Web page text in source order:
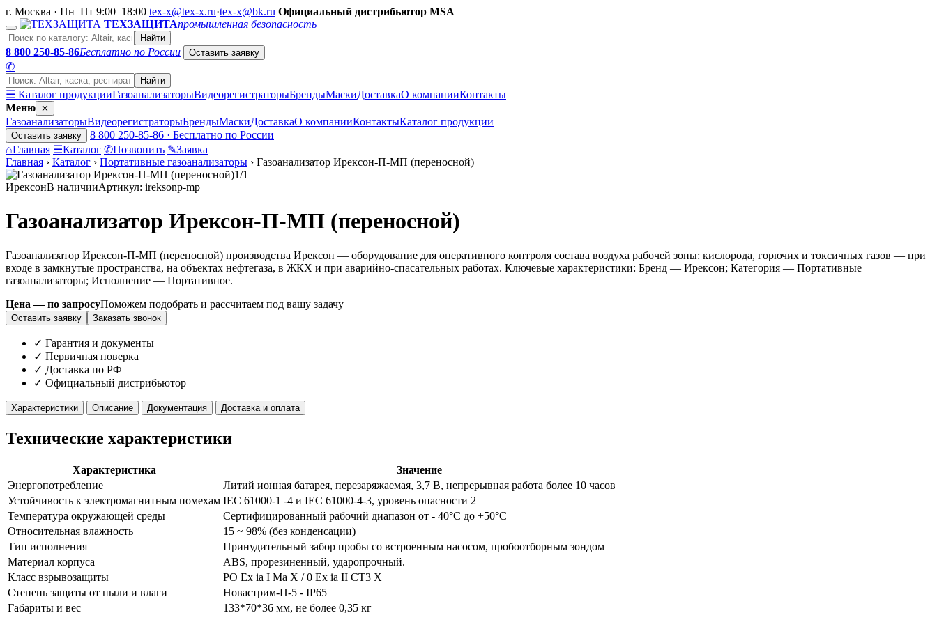
г. Москва · Пн–Пт 9:00–18:00 tex-x@tex-x.ru·tex-x@bk.ru Официальный дистрибьютор MSA
ТЕХЗАЩИТАпромышленная безопасность
Найти
8 800 250-85-86Бесплатно по России Оставить заявку
✆
Найти
☰ Каталог продукцииГазоанализаторыВидеорегистраторыБрендыМаскиДоставкаО компанииКонтакты
Меню ✕
ГазоанализаторыВидеорегистраторыБрендыМаскиДоставкаО компанииКонтактыКаталог продукции
Оставить заявку
8 800 250-85-86 · Бесплатно по России
⌂Главная ☰Каталог ✆Позвонить ✎Заявка
Главная › Каталог › Портативные газоанализаторы › Газоанализатор Ирексон-П-МП (переносной)
1/1
ИрексонВ наличииАртикул: ireksonp-mp
Газоанализатор Ирексон-П-МП (переносной)
Газоанализатор Ирексон-П-МП (переносной) производства Ирексон — оборудование для оперативного контроля состава воздуха рабочей зоны: кислорода, горючих и токсичных газов — при
входе в замкнутые пространства, на объектах нефтегаза, в ЖКХ и при аварийно-спасательных работах. Ключевые характеристики: Бренд — Ирексон; Категория — Портативные
газоанализаторы; Исполнение — Портативное.
Цена — по запросуПоможем подобрать и рассчитаем под вашу задачу
Оставить заявку Заказать звонок
✓ Гарантия и документы
✓ Первичная поверка
✓ Доставка по РФ
✓ Официальный дистрибьютор
Характеристики Описание Документация Доставка и оплата
Технические характеристики
Характеристика
Значение
Энергопотребление
Литий ионная батарея, перезаряжаемая, 3,7 В, непрерывная работа более 10 часов
Устойчивость к электромагнитным помехам IEC 61000-1 -4 и IEC 61000-4-3, уровень опасности 2
Температура окружающей среды
Сертифицированный рабочий диапазон от - 40°C до +50°C
Относительная влажность
15 ~ 98% (без конденсации)
Тип исполнения
Принудительный забор пробы cо встроенным насосом, пробоотборным зондом
Материал корпуса
ABS, прорезиненный, ударопрочный.
Класс взрывозащиты
PO Ex ia I Ma X / 0 Ex ia II CT3 X
Степень защиты от пыли и влаги
Новастрим-П-5 - IP65
Габариты и вес
133*70*36 мм, не более 0,35 кг